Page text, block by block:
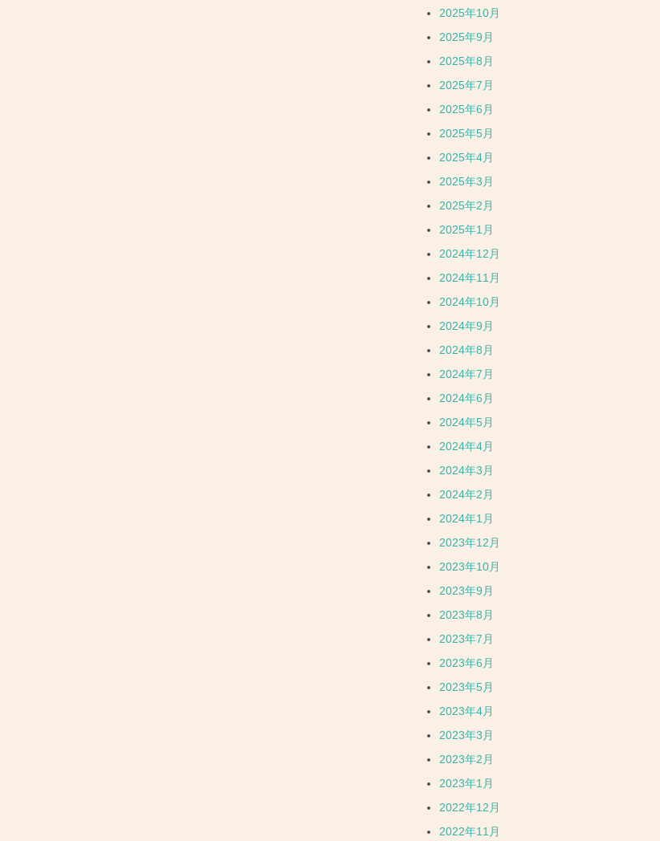
2025年10月
2025年9月
2025年8月
2025年7月
2025年6月
2025年5月
2025年4月
2025年3月
2025年2月
2025年1月
2024年12月
2024年11月
2024年10月
2024年9月
2024年8月
2024年7月
2024年6月
2024年5月
2024年4月
2024年3月
2024年2月
2024年1月
2023年12月
2023年10月
2023年9月
2023年8月
2023年7月
2023年6月
2023年5月
2023年4月
2023年3月
2023年2月
2023年1月
2022年12月
2022年11月